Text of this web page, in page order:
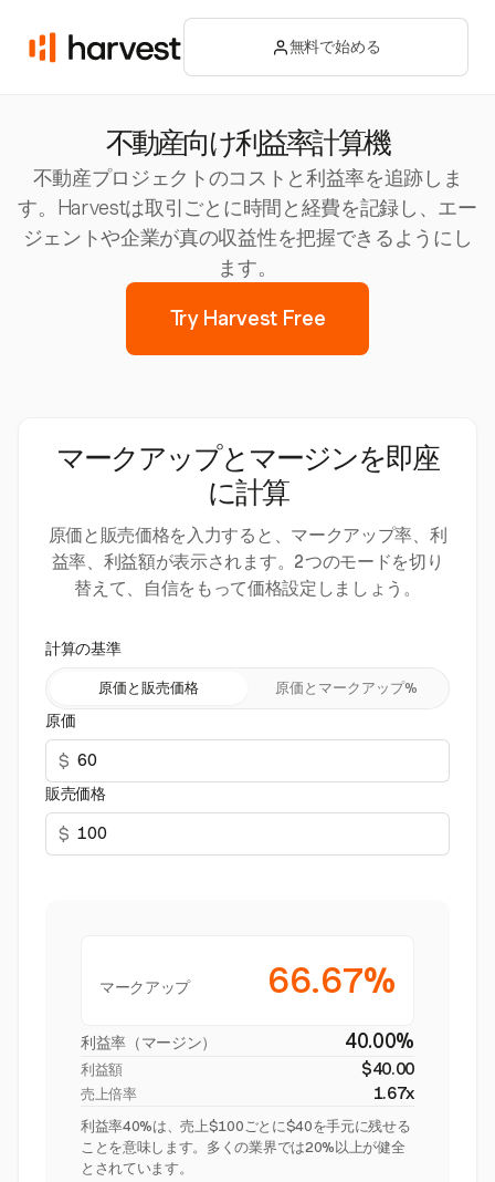
無料で始める
不動産向け利益率計算機
不動産プロジェクトのコストと利益率を追跡しま
す。Harvestは取引ごとに時間と経費を記録し、エー
ジェントや企業が真の収益性を把握できるようにし
ます。
Try Harvest Free
マークアップとマージンを即座
に計算
原価と販売価格を入力すると、マークアップ率、利
益率、利益額が表示されます。2つのモードを切り
替えて、自信をもって価格設定しましょう。
計算の基準
原価と販売価格 原価とマークアップ%
原価
$
販売価格
$
マークアップ 66.67%
利益率（マージン） 40.00%
利益額 $40.00
売上倍率 1.67x
利益率40%は、売上$100ごとに$40を手元に残せる
ことを意味します。多くの業界では20%以上が健全
とされています。